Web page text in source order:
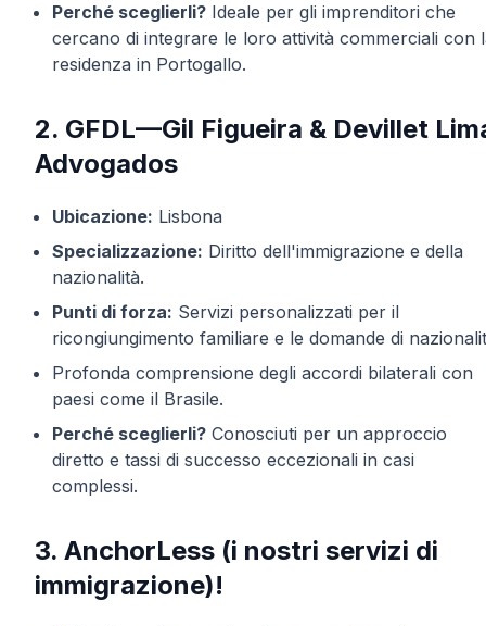
Perché sceglierli? Ideale per gli imprenditori che
cercano di integrare le loro attività commerciali con
residenza in Portogallo.
2. GFDL—Gil Figueira & Devillet
Advogados
Ubicazione: Lisbona
Specializzazione: Diritto dell'immigrazione e della
nazionalità.
Punti di forza: Servizi personalizzati per il
ricongiungimento familiare e le domande di
Profonda comprensione degli accordi bilaterali con
paesi come il Brasile.
Perché sceglierli? Conosciuti per un approccio
diretto e tassi di successo eccezionali in casi
complessi.
3. AnchorLess (i nostri servizi di
immigrazione)!